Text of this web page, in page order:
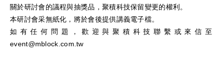
關於研討會的議程與抽獎品，聚積科技保留變更的權利。
本研討會采無紙化，將於會後提供講義電子檔。
如有任何問題，歡迎與聚積科技聯繫或來信至
event@mblock.com.tw